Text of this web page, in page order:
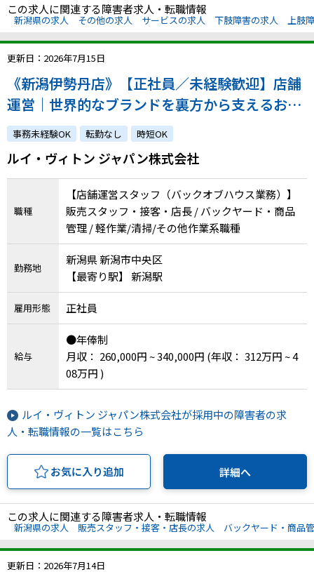
この求人に関連する障害者求人・転職情報
新潟県の求人 その他の求人 サービスの求人 下肢障害の求人 上肢
更新日：2026年7月15日
《新潟伊勢丹店》【正社員／未経験歓迎】店舗
運営｜世界的なブランドを裏方から支えるお仕
事｜あなたのホスピタリティを活かして顧客か
ら信頼される店舗に！
事務未経験OK 転勤なし 時短OK
ルイ・ヴィトン ジャパン株式会社
職種
【店舗運営スタッフ（バックオブハウス業務）】
販売スタッフ・接客・店長 / バックヤード・商品
管理 / 軽作業/清掃/その他作業系職種
勤務地
新潟県 新潟市中央区
【最寄り駅】 新潟駅
雇用形態 正社員
給与
●年俸制
月収： 260,000円 ~ 340,000円 (年収： 312万円 ~ 4
08万円 )
ルイ・ヴィトン ジャパン株式会社が採用中の障害者の求
人・転職情報の一覧はこちら
お気に入り追加 詳細へ
この求人に関連する障害者求人・転職情報
新潟県の求人 販売スタッフ・接客・店長の求人 バックヤード・商品
更新日：2026年7月14日